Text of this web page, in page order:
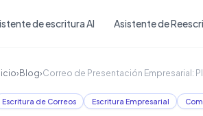
de escritura AI Asistente de
›Blog›Correo de Presentación Empresarial:
Escritura de Correos Escritura Empresarial